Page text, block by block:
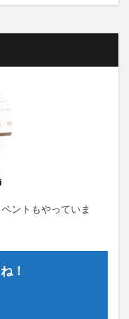
ントもやっていま
！